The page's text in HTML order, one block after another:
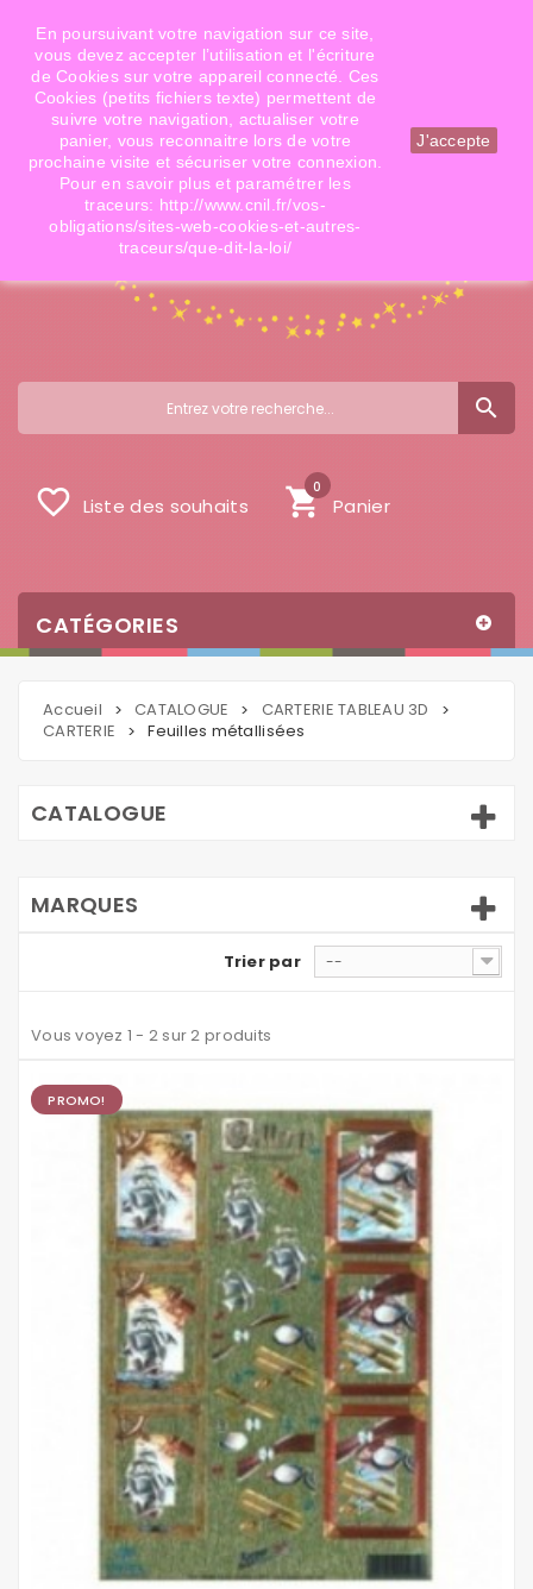
Téléphone: 06 09 14 02 79 Email: info@doigtsdefees.com
Mon compte
search
shopping_cart Panier
0
favorite_border Liste des souhaits
CATÉGORIES
Accueil > CATALOGUE > CARTERIE TABLEAU 3D
>
CARTERIE
> Feuilles métallisées
CATALOGUE
MARQUES
Trier par --
Vous voyez 1 - 2 sur 2 produits
PROMO!
En poursuivant votre navigation sur ce site,
vous devez accepter l’utilisation et l'écriture
de Cookies sur votre appareil connecté. Ces
Cookies (petits fichiers texte) permettent de
suivre votre navigation, actualiser votre
panier, vous reconnaitre lors de votre
prochaine visite et sécuriser votre connexion.
Pour en savoir plus et paramétrer les
traceurs: http://www.cnil.fr/vos-
obligations/sites-web-cookies-et-autres-
traceurs/que-dit-la-loi/
J'accepte